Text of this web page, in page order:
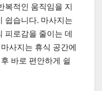
복적인 움직임을 지
쉽습니다. 마사지는
피로감을 줄이는 데
사지는 휴식 공간에
바로 편안하게 쉴